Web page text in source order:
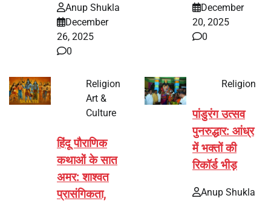
Anup Shukla
December
26, 2025
0
December
20, 2025
0
Religion
Art &
Culture
हिंदू पौराणिक
कथाओं के सात
अमर: शाश्वत
प्रासंगिकता,
Religion
पांडुरंग उत्सव
पुनरुद्धार: आंध्र
में भक्तों की
रिकॉर्ड भीड़
Anup Shukla